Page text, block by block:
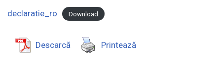
declaratie_ro Download
Descarcă Printează